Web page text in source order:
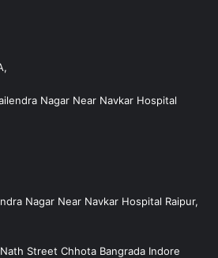
Nagar Near Navkar Hospital
Nagar Near Navkar Hospital Raipur,
Street Chhota Bangrada Indore